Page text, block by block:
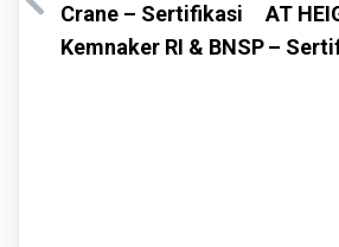
Crane – Sertifikasi
Kemnaker RI & BNSP
AT
–